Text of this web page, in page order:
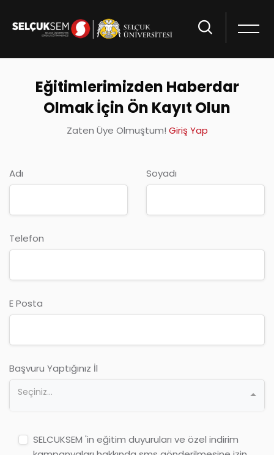
Eğitimlerimizden Haberdar
Olmak İçin Ön Kayıt Olun
Zaten Üye Olmuştum! Giriş Yap
Adı Soyadı
Telefon
E Posta
Başvuru Yaptığınız İl
Seçiniz...
SELCUKSEM 'in eğitim duyuruları ve özel indirim